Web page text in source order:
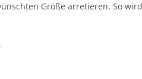
Größe arretieren. So